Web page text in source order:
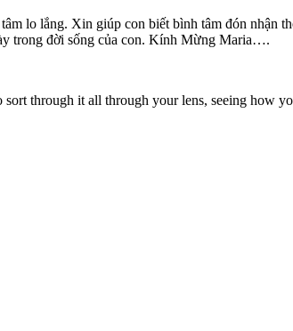
lo lắng. Xin giúp con biết bình tâm đón nhận
trong đời sống của con. Kính Mừng Maria….
through it all through your lens, seeing how